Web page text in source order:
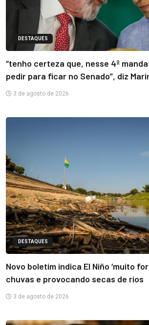
DESTAQUES
“tenho certeza que, nesse 4º
pedir para ficar no Senado”, diz
3 de agosto de 2026
DESTAQUES
Novo boletim indica El Niño ‘muito
chuvas e provocando secas de rios
3 de agosto de 2026